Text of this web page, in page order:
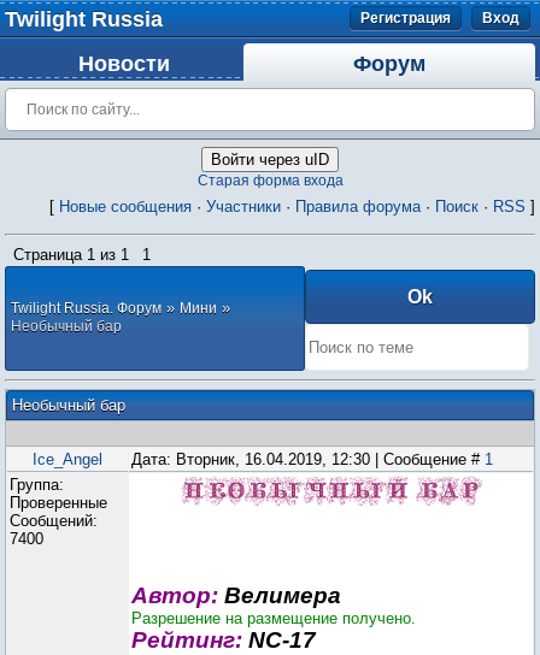
Twilight Russia Регистрация Вход
Новости Форум
Войти через uID
Старая форма входа
[ Новые сообщения · Участники · Правила форума· Поиск · RSS ]
Страница 1 из 1 1
Twilight Russia. Форум » Мини »
Необычный бар
Необычный бар
Ice_Angel Дата: Вторник, 16.04.2019, 12:30 | Сообщение # 1
Группа:
Проверенные
Сообщений:
7400
Автор: Велимера
Разрешение на размещение получено.
Рейтинг: NC-17